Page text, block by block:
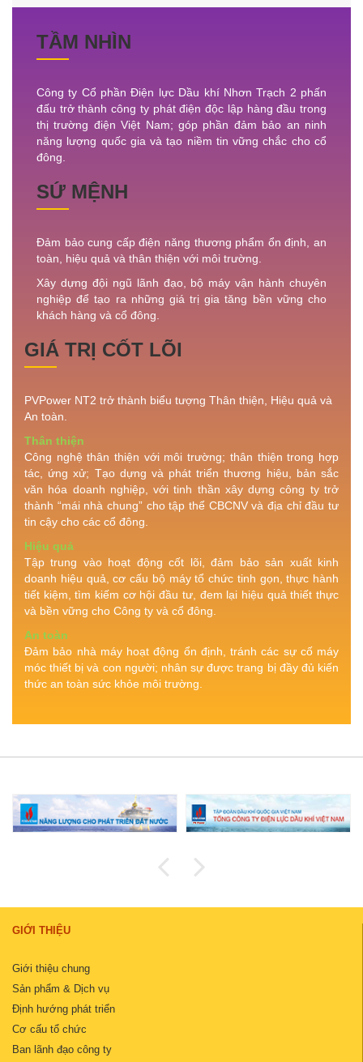
TẦM NHÌN
Công ty Cổ phần Điện lực Dầu khí Nhơn Trạch 2 phấn
đấu trở thành công ty phát điện độc lập hàng đầu trong
thị trường điện Việt Nam; góp phần đảm bảo an ninh
năng lượng quốc gia và tạo niềm tin vững chắc cho cổ
đông.
SỨ MỆNH
Đảm bảo cung cấp điện năng thương phẩm ổn định, an
toàn, hiệu quả và thân thiện với môi trường.
Xây dựng đội ngũ lãnh đạo, bộ máy vận hành chuyên
nghiệp để tạo ra những giá trị gia tăng bền vững cho
khách hàng và cổ đông.
GIÁ TRỊ CỐT LÕI
PVPower NT2 trở thành biểu tượng Thân thiện, Hiệu quả và
An toàn.
Thân thiện
Công nghệ thân thiện với môi trường; thân thiện trong hợp
tác, ứng xử; Tạo dựng và phát triển thương hiệu, bản sắc
văn hóa doanh nghiệp, với tinh thần xây dựng công ty trở
thành “mái nhà chung” cho tập thể CBCNV và địa chỉ đầu tư
tin cậy cho các cổ đông.
Hiệu quả
Tập trung vào hoạt động cốt lõi, đảm bảo sản xuất kinh
doanh hiệu quả, cơ cấu bộ máy tổ chức tinh gọn, thực hành
tiết kiệm, tìm kiếm cơ hội đầu tư, đem lại hiệu quả thiết thực
và bền vững cho Công ty và cổ đông.
An toàn
Đảm bảo nhà máy hoạt động ổn định, tránh các sự cố máy
móc thiết bị và con người; nhân sự được trang bị đầy đủ kiến
thức an toàn sức khỏe môi trường.
GIỚI THIỆU
Giới thiệu chung
Sản phẩm & Dịch vụ
Định hướng phát triển
Cơ cấu tổ chức
Ban lãnh đạo công ty